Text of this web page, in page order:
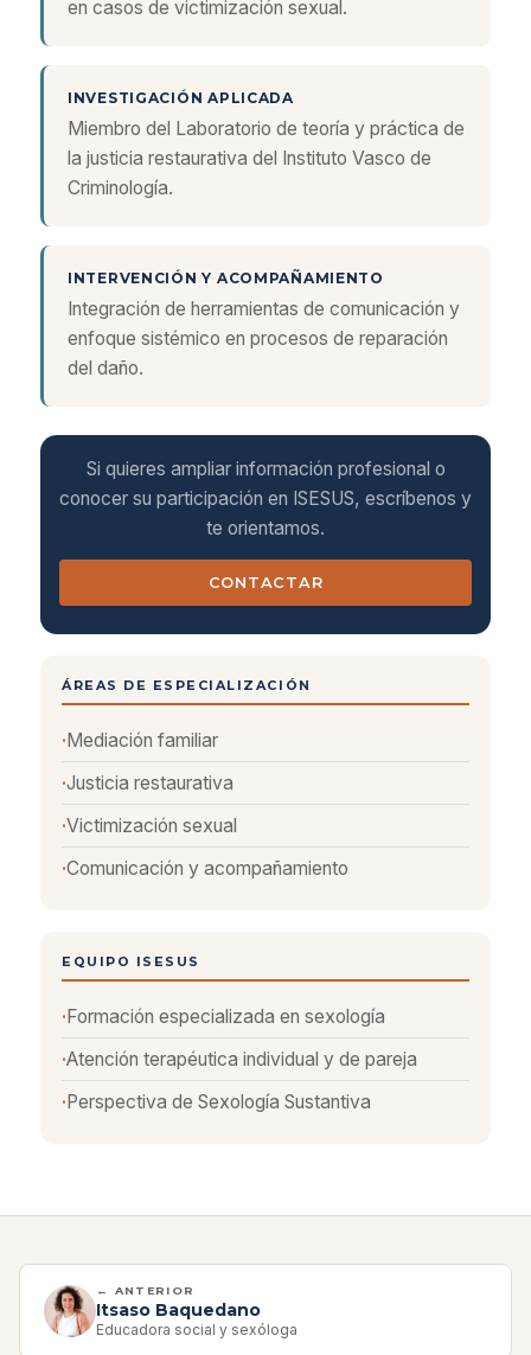
en casos de victimización sexual.
INVESTIGACIÓN APLICADA
Miembro del Laboratorio de teoría y práctica de
la justicia restaurativa del Instituto Vasco de
Criminología.
INTERVENCIÓN Y ACOMPAÑAMIENTO
Integración de herramientas de comunicación y
enfoque sistémico en procesos de reparación
del daño.
Si quieres ampliar información profesional o
conocer su participación en ISESUS, escríbenos y
te orientamos.
CONTACTAR
ÁREAS DE ESPECIALIZACIÓN
Mediación familiar
Justicia restaurativa
Victimización sexual
Comunicación y acompañamiento
EQUIPO ISESUS
Formación especializada en sexología
Atención terapéutica individual y de pareja
Perspectiva de Sexología Sustantiva
← ANTERIOR
Itsaso Baquedano
Educadora social y sexóloga